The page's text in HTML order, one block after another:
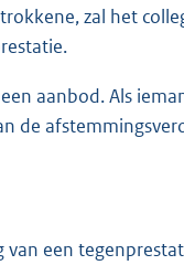
zal het
aanbod. Als
de
een